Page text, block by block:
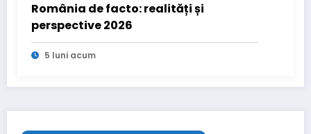
România de facto: realități și
perspective 2026
5 luni acum